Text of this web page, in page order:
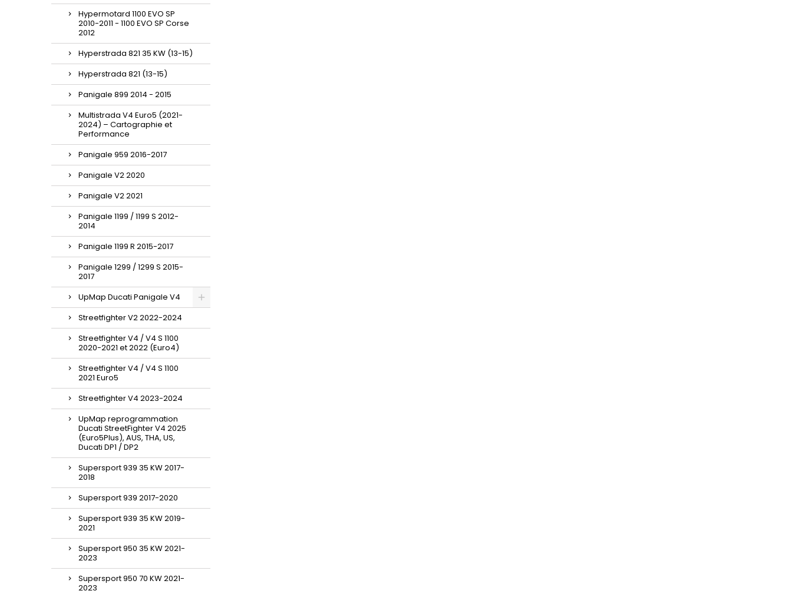
Hypermotard 1100 EVO SP
2010-2011 - 1100 EVO SP Corse
2012
Hyperstrada 821 35 KW (13-15)
Hyperstrada 821 (13-15)
Panigale 899 2014 - 2015
Multistrada V4 Euro5 (2021-
2024) – Cartographie et
Performance
Panigale 959 2016-2017
Panigale V2 2020
Panigale V2 2021
Panigale 1199 / 1199 S 2012-
2014
Panigale 1199 R 2015-2017
Panigale 1299 / 1299 S 2015-
2017
UpMap Ducati Panigale V4
Streetfighter V2 2022-2024
Streetfighter V4 / V4 S 1100
2020-2021 et 2022 (Euro4)
Streetfighter V4 / V4 S 1100
2021 Euro5
Streetfighter V4 2023-2024
UpMap reprogrammation
Ducati StreetFighter V4 2025
(Euro5Plus), AUS, THA, US,
Ducati DP1 / DP2
Supersport 939 35 KW 2017-
2018
Supersport 939 2017-2020
Supersport 939 35 KW 2019-
2021
Supersport 950 35 KW 2021-
2023
Supersport 950 70 KW 2021-
2023